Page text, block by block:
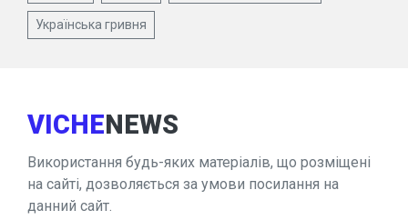
Українська гривня
VICHENEWS
Використання будь-яких матеріалів, що розміщені
на сайті, дозволяється за умови посилання на
данний сайт.